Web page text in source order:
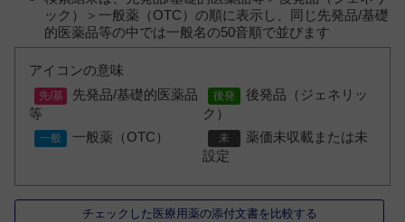
ック）＞一般薬（OTC）の順に表示し、同じ先発品/基礎
的医薬品等の中では一般名の50音順で並びます
アイコンの意味
先発品/基礎的医薬品
等
後発品（ジェネリッ
ク）
一般薬（OTC）
薬価未収載または未
設定
チェックした医療用薬の添付文書を比較する